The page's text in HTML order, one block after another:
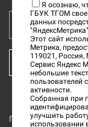
Ваш e-mail адрес
Государственное
Я осознаю,
ГБУК ТГОМ свое
данных
"ЯндексМетрика"
Этот сайт
Метрика,
119021, Россия,
Сервис Яндекс
небольшие
пользователей
активности.
Собранная при
улучшить
использовании